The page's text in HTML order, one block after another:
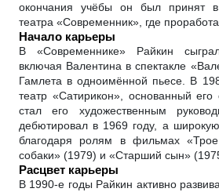
окончания учёбы он был принят в
театра «Современник», где
Начало карьеры
В «Современнике» Райкин
включая Валентина в спектакле
Гамлета в одноимённой пьесе. В
театр «Сатирикон», основанный
стал его художественным
дебютировал в 1969 году, а широкую
благодаря ролям в фильмах
собаки» (1979) и «Старший сын»
Расцвет карьеры
В 1990-е годы Райкин активно